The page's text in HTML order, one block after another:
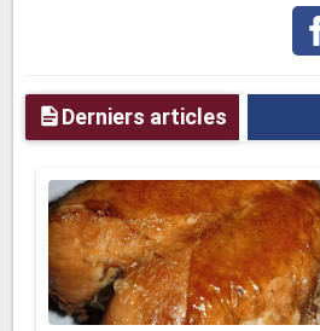
Derniers articles